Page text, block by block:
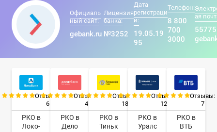
Официаль
ный сайт:
gebank.ru
Лицензия
банка:
№3252
Дата
регистраци
и:
19.05.19
95
Телефон:
8 800
700
3000
ая
Отзывы:
6
РКО в
Локо-
Отзывы:
4
РКО в
Дело
Отзывы:
18
РКО в
Тиньк
Отзывы:
12
РКО в
Уралс
Отзывы:
7
РКО в
ВТБ